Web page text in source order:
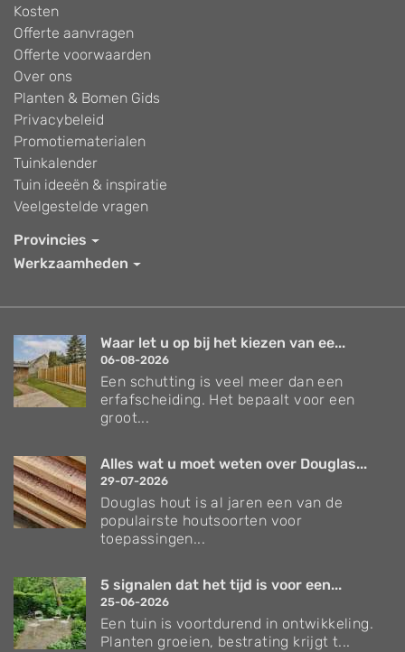
Kosten
Offerte aanvragen
Offerte voorwaarden
Over ons
Planten & Bomen Gids
Privacybeleid
Promotiematerialen
Tuinkalender
Tuin ideeën & inspiratie
Veelgestelde vragen
Provincies
Werkzaamheden
Waar let u op bij het kiezen van ee...
06-08-2026
Een schutting is veel meer dan een
erfafscheiding. Het bepaalt voor een
groot...
Alles wat u moet weten over Douglas...
29-07-2026
Douglas hout is al jaren een van de
populairste houtsoorten voor
toepassingen...
5 signalen dat het tijd is voor een...
25-06-2026
Een tuin is voortdurend in ontwikkeling.
Planten groeien, bestrating krijgt t...